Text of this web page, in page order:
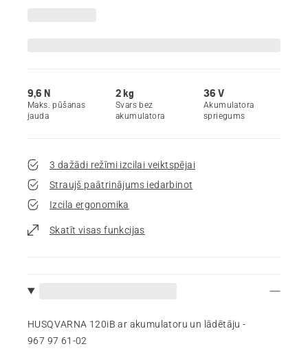
9,6 N
Maks. pūšanas
jauda
2 kg
Svars bez
akumulatora
36 V
Akumulatora
spriegums
3 dažādi režīmi izcilai veiktspējai
Straujš paātrinājums iedarbinot
Izcila ergonomika
Skatīt visas funkcijas
HUSQVARNA 120iB ar akumulatoru un lādētāju -
967 97 61‑02